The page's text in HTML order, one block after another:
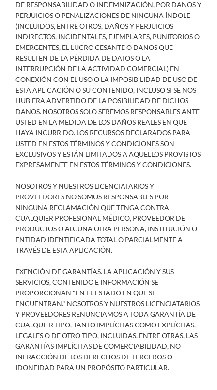
DE RESPONSABILIDAD O INDEMNIZACIÓN, POR DAÑOS Y
PERJUICIOS O PENALIZACIONES DE NINGUNA ÍNDOLE
(INCLUIDOS, ENTRE OTROS, DAÑOS Y PERJUICIOS
INDIRECTOS, INCIDENTALES, EJEMPLARES, PUNITORIOS O
EMERGENTES, EL LUCRO CESANTE O DAÑOS QUE
RESULTEN DE LA PÉRDIDA DE DATOS O LA
INTERRUPCIÓN DE LA ACTIVIDAD COMERCIAL) EN
CONEXIÓN CON EL USO O LA IMPOSIBILIDAD DE USO DE
ESTA APLICACIÓN O SU CONTENIDO, INCLUSO SI SE NOS
HUBIERA ADVERTIDO DE LA POSIBILIDAD DE DICHOS
DAÑOS. NOSOTROS SOLO SEREMOS RESPONSABLES ANTE
USTED EN LA MEDIDA DE LOS DAÑOS REALES EN QUE
HAYA INCURRIDO. LOS RECURSOS DECLARADOS PARA
USTED EN ESTOS TÉRMINOS Y CONDICIONES SON
EXCLUSIVOS Y ESTÁN LIMITADOS A AQUELLOS PROVISTOS
EXPRESAMENTE EN ESTOS TÉRMINOS Y CONDICIONES.
NOSOTROS Y NUESTROS LICENCIATARIOS Y
PROVEEDORES NO SOMOS RESPONSABLES POR
NINGUNA RECLAMACIÓN QUE TENGA CONTRA
CUALQUIER PROFESIONAL MÉDICO, PROVEEDOR DE
PRODUCTOS O ALGUNA OTRA PERSONA, INSTITUCIÓN O
ENTIDAD IDENTIFICADA TOTAL O PARCIALMENTE A
TRAVÉS DE ESTA APLICACIÓN.
EXENCIÓN DE GARANTÍAS. LA APLICACIÓN Y SUS
SERVICIOS, CONTENIDO E INFORMACIÓN SE
PROPORCIONAN "EN EL ESTADO EN QUE SE
ENCUENTRAN." NOSOTROS Y NUESTROS LICENCIATARIOS
Y PROVEEDORES RENUNCIAMOS A TODA GARANTÍA DE
CUALQUIER TIPO, TANTO IMPLÍCITAS COMO EXPLÍCITAS,
LEGALES O DE OTRO TIPO, INCLUIDAS, ENTRE OTRAS, LAS
GARANTÍAS IMPLÍCITAS DE COMERCIABILIDAD, NO
INFRACCIÓN DE LOS DERECHOS DE TERCEROS O
IDONEIDAD PARA UN PROPÓSITO PARTICULAR.